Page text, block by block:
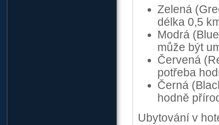
Zelená
délka 0,5
Modrá
může být
Červená
potřeba
Černá
hodně
Ubytování v